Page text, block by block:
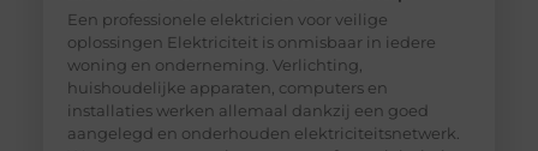
Een professionele elektricien voor veilige
oplossingen Elektriciteit is onmisbaar in iedere
woning en onderneming. Verlichting,
huishoudelijke apparaten, computers en
installaties werken allemaal dankzij een goed
aangelegd en onderhouden elektriciteitsnetwerk.